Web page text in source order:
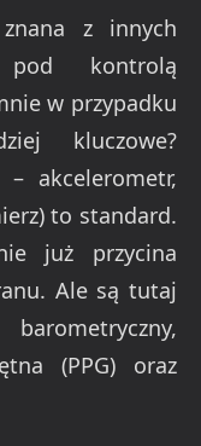
z innych
pod kontrolą
w przypadku
kluczowe?
– akcelerometr,
to standard.
już przycina
Ale są tutaj
(PPG) oraz